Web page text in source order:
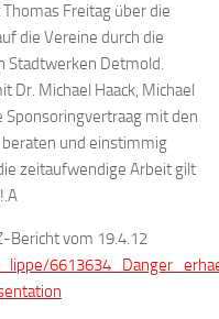
Freitag über die
die Vereine durch die
Stadtwerken Detmold.
Dr. Michael Haack, Michael
Sponsoringvertraag mit den
und einstimmig
zeitaufwendige Arbeit gilt
Bericht vom 19.4.12